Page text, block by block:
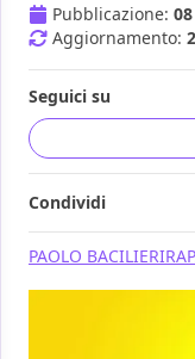
Pubblicazione:
Aggiornamento:
Seguici su
Condividi
PAOLO BACILIERI